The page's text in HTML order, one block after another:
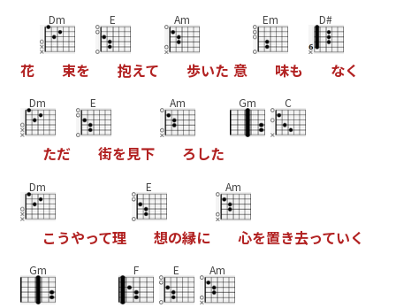
花
Dm
束を
E
抱えて
Am
歩いた 意
Em
味も
D#
なく
Dm
ただ
E
街を見下
Am
ろ した
Gm C
Dm
こ うやって理
E
想の縁に
Am
心を置き去っていく
Gm F E Am